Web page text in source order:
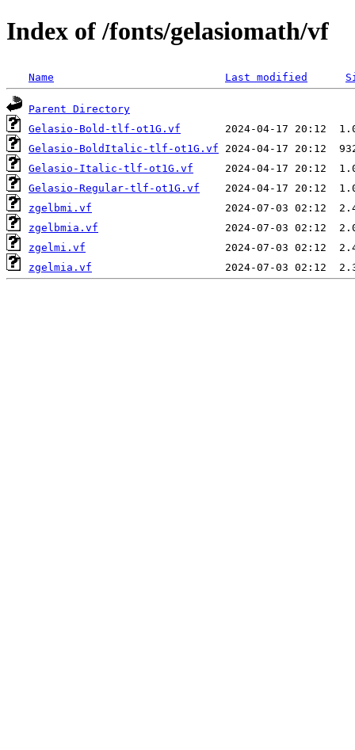
Index of /fonts/gelasiomath/vf
Name Last modified
Parent Directory
Gelasio-Bold-tlf-ot1G.vf
Gelasio-BoldItalic-tlf-ot1G.vf
Gelasio-Italic-tlf-ot1G.vf
Gelasio-Regular-tlf-ot1G.vf
zgelbmi.vf
zgelbmia.vf
zgelmi.vf
zgelmia.vf